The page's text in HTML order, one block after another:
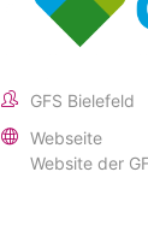
GFS Bielefeld
Webseite
Website der